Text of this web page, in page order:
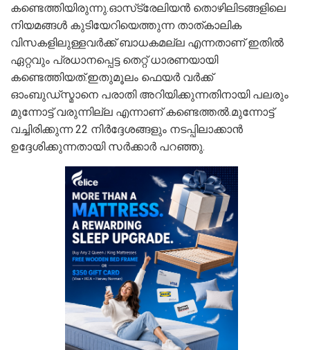
കണ്ടെത്തിയിരുന്നു.ഓസ്‌ട്രേലിയൻ തൊഴിലിടങ്ങളിലെ
നിയമങ്ങൾ കുടിയേറിയെത്തുന്ന താത്കാലിക
വിസകളിലുള്ളവർക്ക് ബാധകമല്ല എന്നതാണ് ഇതിൽ
ഏറ്റവും പ്രധാനപ്പെട്ട തെറ്റ് ധാരണയായി
കണ്ടെത്തിയത്.ഇതുമൂലം ഫെയർ വർക്ക്
ഓംബുഡ്സ്മാനെ പരാതി അറിയിക്കുന്നതിനായി പലരും
മുന്നോട്ട് വരുന്നില്ല എന്നാണ് കണ്ടെത്തൽ.മുന്നോട്ട്
വച്ചിരിക്കുന്ന 22 നിർദ്ദേശങ്ങളും നടപ്പിലാക്കാൻ
ഉദ്ദേശിക്കുന്നതായി സർക്കാർ പറഞ്ഞു.